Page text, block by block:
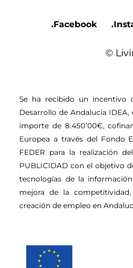
©
.Facebook
Se ha recibido un incentivo
Desarrollo de Andalucía
importe de 8.450’00€,
Europea a través del Fondo
FEDER para la realización
PUBLICIDAD con el objetivo
tecnologías de la
mejora de la
creación de empleo en